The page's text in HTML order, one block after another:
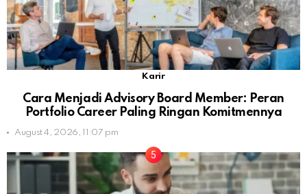
Karir
Cara Menjadi Advisory Board Member: Peran
Portfolio Career Paling Ringan Komitmennya
August 4, 2026, 11:07 pm